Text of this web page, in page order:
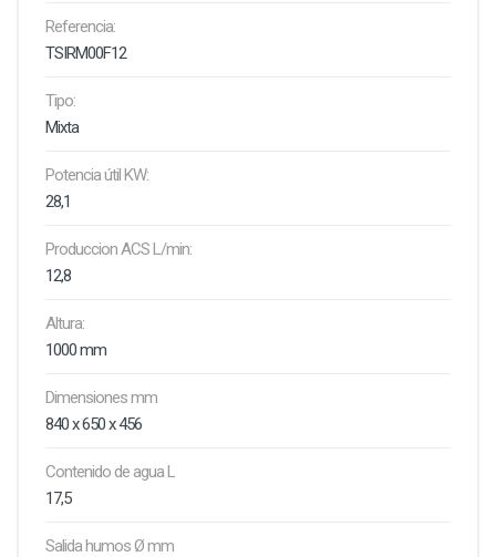
Referencia:
TSIRM00F12
Tipo:
Mixta
Potencia útil KW:
28,1
Produccion ACS L/min:
12,8
Altura:
1000 mm
Dimensiones mm
840 x 650 x 456
Contenido de agua L
17,5
Salida humos Ø mm